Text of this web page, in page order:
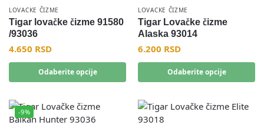
LOVACKE ČIZME
Tigar lovačke čizme 91580
/93036
4.650 RSD
Odaberite opcije
LOVACKE ČIZME
Tigar Lovačke čizme
Alaska 93014
6.200 RSD
Odaberite opcije
-9%